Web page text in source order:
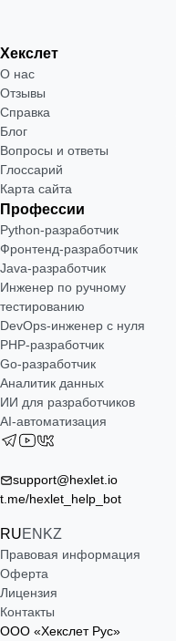
Хекслет
О нас
Отзывы
Справка
Блог
Вопросы и ответы
Глоссарий
Карта сайта
Профессии
Python-разработчик
Фронтенд-разработчик
Java-разработчик
Инженер по ручному
тестированию
DevOps-инженер с нуля
РНР-разработчик
Go-разработчик
Аналитик данных
ИИ для разработчиков
AI-автоматизация
support@hexlet.io
t.me/hexlet_help_bot
RUEN KZ
Правовая информация
Оферта
Лицензия
Контакты
ООО «Хекслет Рус»